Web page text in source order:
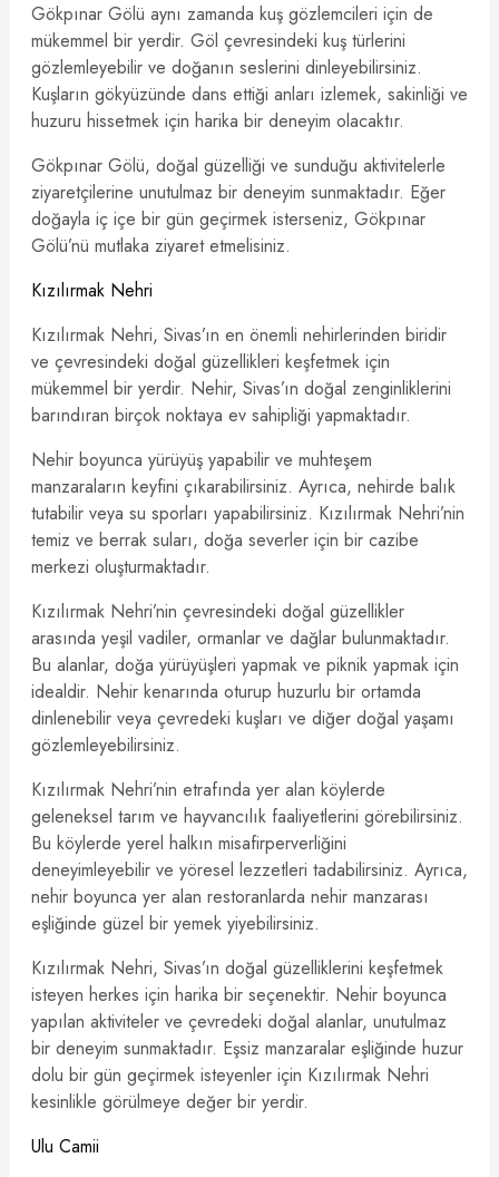
Gökpınar Gölü aynı zamanda kuş gözlemcileri için de
mükemmel bir yerdir. Göl çevresindeki kuş türlerini
gözlemleyebilir ve doğanın seslerini dinleyebilirsiniz.
Kuşların gökyüzünde dans ettiği anları izlemek, sakinliği ve
huzuru hissetmek için harika bir deneyim olacaktır.
Gökpınar Gölü, doğal güzelliği ve sunduğu aktivitelerle
ziyaretçilerine unutulmaz bir deneyim sunmaktadır. Eğer
doğayla iç içe bir gün geçirmek isterseniz, Gökpınar
Gölü’nü mutlaka ziyaret etmelisiniz.
Kızılırmak Nehri
Kızılırmak Nehri, Sivas’ın en önemli nehirlerinden biridir
ve çevresindeki doğal güzellikleri keşfetmek için
mükemmel bir yerdir. Nehir, Sivas’ın doğal zenginliklerini
barındıran birçok noktaya ev sahipliği yapmaktadır.
Nehir boyunca yürüyüş yapabilir ve muhteşem
manzaraların keyfini çıkarabilirsiniz. Ayrıca, nehirde balık
tutabilir veya su sporları yapabilirsiniz. Kızılırmak Nehri’nin
temiz ve berrak suları, doğa severler için bir cazibe
merkezi oluşturmaktadır.
Kızılırmak Nehri’nin çevresindeki doğal güzellikler
arasında yeşil vadiler, ormanlar ve dağlar bulunmaktadır.
Bu alanlar, doğa yürüyüşleri yapmak ve piknik yapmak için
idealdir. Nehir kenarında oturup huzurlu bir ortamda
dinlenebilir veya çevredeki kuşları ve diğer doğal yaşamı
gözlemleyebilirsiniz.
Kızılırmak Nehri’nin etrafında yer alan köylerde
geleneksel tarım ve hayvancılık faaliyetlerini görebilirsiniz.
Bu köylerde yerel halkın misafirperverliğini
deneyimleyebilir ve yöresel lezzetleri tadabilirsiniz. Ayrıca,
nehir boyunca yer alan restoranlarda nehir manzarası
eşliğinde güzel bir yemek yiyebilirsiniz.
Kızılırmak Nehri, Sivas’ın doğal güzelliklerini keşfetmek
isteyen herkes için harika bir seçenektir. Nehir boyunca
yapılan aktiviteler ve çevredeki doğal alanlar, unutulmaz
bir deneyim sunmaktadır. Eşsiz manzaralar eşliğinde huzur
dolu bir gün geçirmek isteyenler için Kızılırmak Nehri
kesinlikle görülmeye değer bir yerdir.
Ulu Camii